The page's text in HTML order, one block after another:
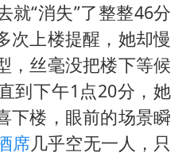
就“消失”了整整46分
次上楼提醒，她却慢
，丝毫没把楼下等候
到下午1点20分，她
下楼，眼前的场景瞬
席几乎空无一人，只